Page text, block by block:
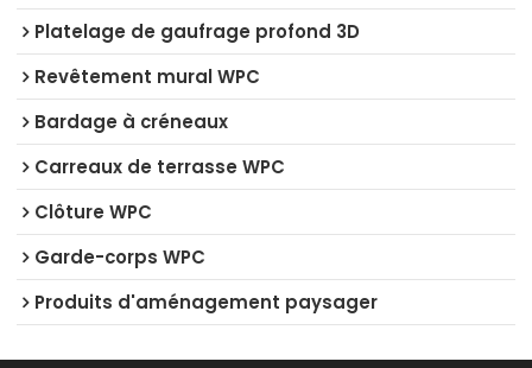
Platelage de gaufrage profond 3D
Revêtement mural WPC
Bardage à créneaux
Carreaux de terrasse WPC
Clôture WPC
Garde-corps WPC
Produits d'aménagement paysager